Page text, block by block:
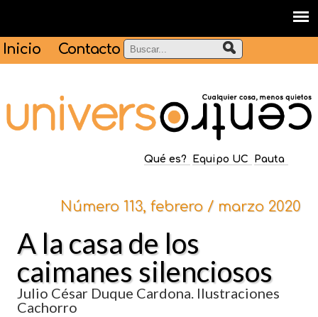
Inicio Contacto
Qué es? Equipo UC Pauta
Número 113, febrero / marzo 2020
A la casa de los
caimanes silenciosos
Julio César Duque Cardona. Ilustraciones
Cachorro